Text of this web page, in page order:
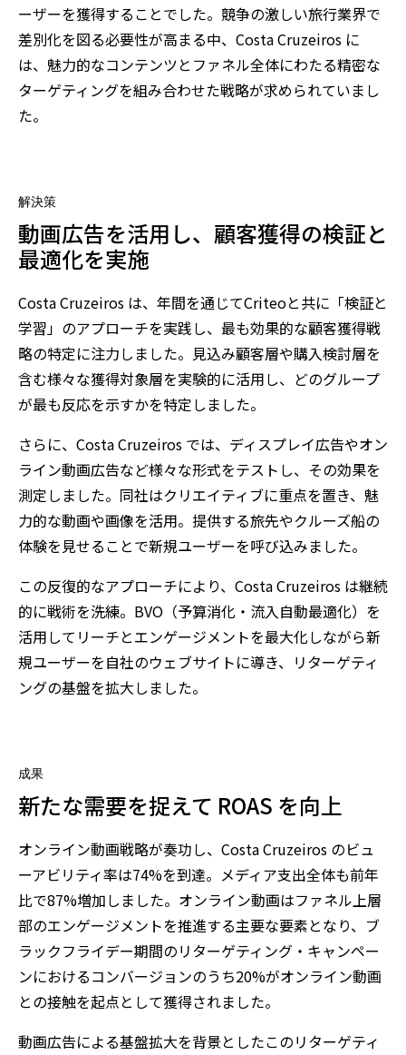
ーザーを獲得することでした。競争の激しい旅行業界で
差別化を図る必要性が高まる中、Costa Cruzeiros に
は、魅力的なコンテンツとファネル全体にわたる精密な
ターゲティングを組み合わせた戦略が求められていまし
た。
解決策
動画広告を活用し、顧客獲得の検証と
最適化を実施
Costa Cruzeiros は、年間を通じてCriteoと共に「検証と
学習」のアプローチを実践し、最も効果的な顧客獲得戦
略の特定に注力しました。見込み顧客層や購入検討層を
含む様々な獲得対象層を実験的に活用し、どのグループ
が最も反応を示すかを特定しました。
さらに、Costa Cruzeiros では、ディスプレイ広告やオン
ライン動画広告など様々な形式をテストし、その効果を
測定しました。同社はクリエイティブに重点を置き、魅
力的な動画や画像を活用。提供する旅先やクルーズ船の
体験を見せることで新規ユーザーを呼び込みました。
この反復的なアプローチにより、Costa Cruzeiros は継続
的に戦術を洗練。BVO（予算消化・流入自動最適化）を
活用してリーチとエンゲージメントを最大化しながら新
規ユーザーを自社のウェブサイトに導き、リターゲティ
ングの基盤を拡大しました。
成果
新たな需要を捉えて ROAS を向上
オンライン動画戦略が奏功し、Costa Cruzeiros のビュ
ーアビリティ率は74%を到達。メディア支出全体も前年
比で87%増加しました。オンライン動画はファネル上層
部のエンゲージメントを推進する主要な要素となり、ブ
ラックフライデー期間のリターゲティング・キャンペー
ンにおけるコンバージョンのうち20%がオンライン動画
との接触を起点として獲得されました。
動画広告による基盤拡大を背景としたこのリターゲティ